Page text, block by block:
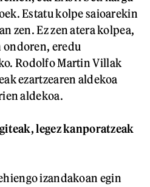
Estatu kolpe saioarekin
zen. Ez zen atera kolpea,
ondoren, eredu
Rodolfo Martin Villak
ezartzearen aldekoa
aldekoa.
legez kanporatzeak
izandakoan egin